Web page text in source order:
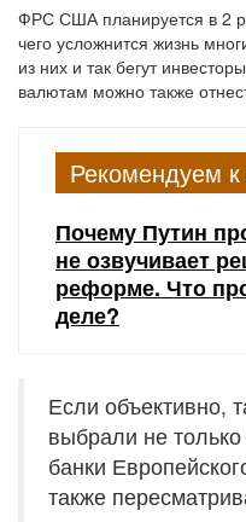
ФРС США планируется в 2
чего усложнится жизнь
из них и так бегут
валютам можно также
Рекомендуем
Почему Путин
не озвучивает
реформе. Что
деле?
Если объективно,
выбрали не
банки
также